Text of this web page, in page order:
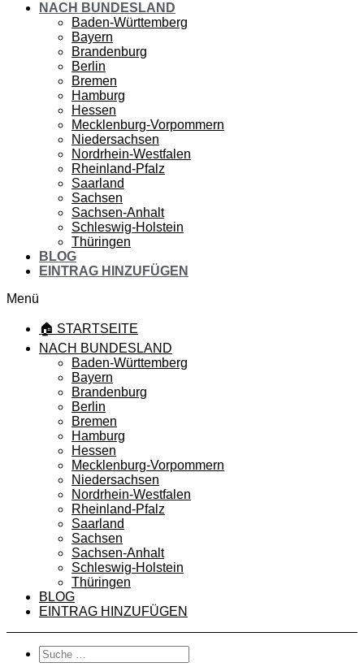
NACH BUNDESLAND
Baden-Württemberg
Bayern
Brandenburg
Berlin
Bremen
Hamburg
Hessen
Mecklenburg-Vorpommern
Niedersachsen
Nordrhein-Westfalen
Rheinland-Pfalz
Saarland
Sachsen
Sachsen-Anhalt
Schleswig-Holstein
Thüringen
BLOG
EINTRAG HINZUFÜGEN
Menü
🏠 STARTSEITE
NACH BUNDESLAND
Baden-Württemberg
Bayern
Brandenburg
Berlin
Bremen
Hamburg
Hessen
Mecklenburg-Vorpommern
Niedersachsen
Nordrhein-Westfalen
Rheinland-Pfalz
Saarland
Sachsen
Sachsen-Anhalt
Schleswig-Holstein
Thüringen
BLOG
EINTRAG HINZUFÜGEN